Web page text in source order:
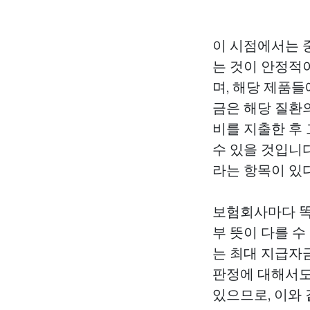
이 시점에서는
는 것이 안정적
며, 해당 제품
금은 해당 질환
비를 지출한 후
수 있을 것입니
라는 항목이 있
보험회사마다
부 뜻이 다를
는 최대 지급자
판정에 대해서
있으므로, 이와